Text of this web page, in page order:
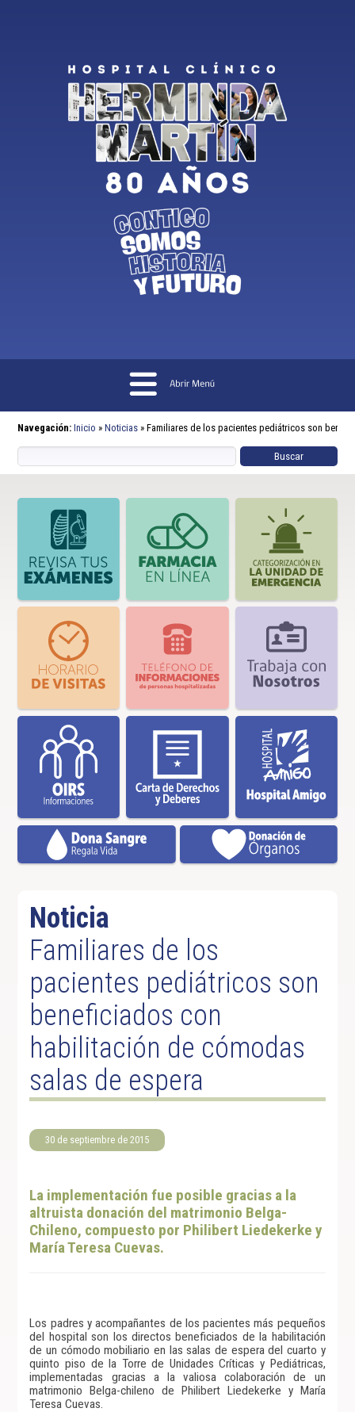
Navegación: Inicio » Noticias » Familiares de los pacientes pediátricos son
Noticia
Familiares de los
pacientes pediátricos son
beneficiados con
habilitación de cómodas
salas de espera
30 de septiembre de 2015
La implementación fue posible gracias a la
altruista donación del matrimonio Belga-
Chileno, compuesto por Philibert Liedekerke y
María Teresa Cuevas.
Los padres y acompañantes de los pacientes más pequeños
del hospital son los directos beneficiados de la habilitación
de un cómodo mobiliario en las salas de espera del cuarto y
quinto piso de la Torre de Unidades Críticas y Pediátricas,
implementadas gracias a la valiosa colaboración de un
matrimonio Belga-chileno de Philibert Liedekerke y María
Teresa Cuevas.